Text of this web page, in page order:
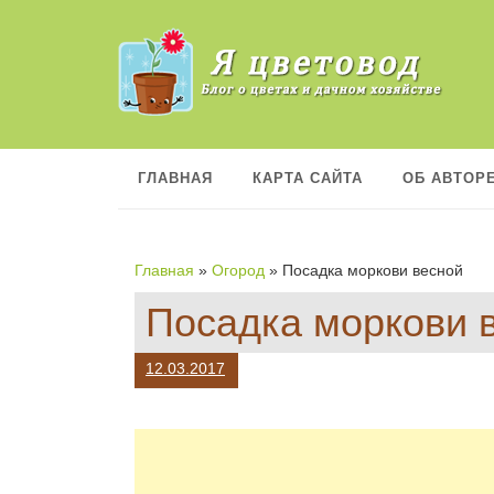
ГЛАВНАЯ КАРТА САЙТА ОБ
Главная » Огород » Посадка моркови весной
Посадка моркови
12.03.2017